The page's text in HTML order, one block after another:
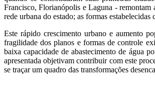
Francisco, Florianópolis e Laguna - remontam
rede urbana do estado; as formas
Este rápido crescimento urbano e aumento
fragilidade dos planos e formas de controle
baixa capacidade de abastecimento de água
apresentada objetivam contribuir com este
se traçar um quadro das transformações